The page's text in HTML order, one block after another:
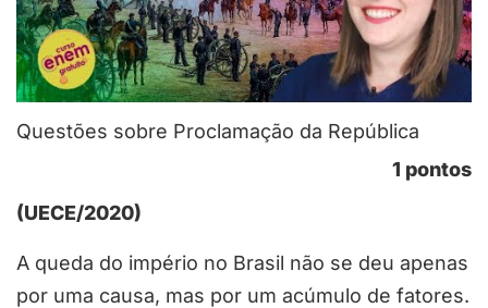
Questões sobre Proclamação da República
1 pontos
(UECE/2020)
A queda do império no Brasil não se deu apenas
por uma causa, mas por um acúmulo de fatores.